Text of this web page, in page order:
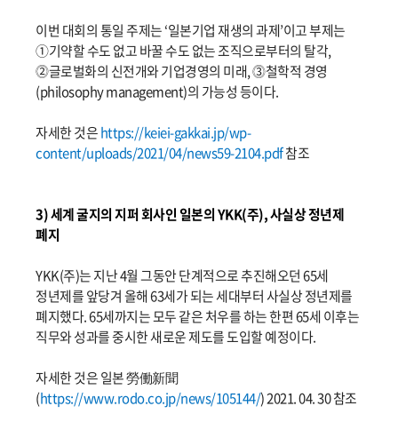
이번 대회의 통일 주제는 ‘일본기업 재생의 과제’이고 부제는
①기약할 수도 없고 바꿀 수도 없는 조직으로부터의 탈각,
⓶글로벌화의 신전개와 기업경영의 미래, ⓷철학적 경영
(philosophy management)의 가능성 등이다.
자세한 것은https://keiei-gakkai.jp/wp-
content/uploads/2021/04/news59-2104.pdf참조
3) 세계 굴지의 지퍼 회사인 일본의 YKK(주), 사실상 정년제
폐지
YKK(주)는 지난 4월 그동안 단계적으로 추진해오던 65세
정년제를 앞당겨 올해 63세가 되는 세대부터 사실상 정년제를
폐지했다. 65세까지는 모두 같은 처우를 하는 한편 65세 이후는
직무와 성과를 중시한 새로운 제도를 도입할 예정이다.
자세한 것은 일본 勞働新聞
(https://www.rodo.co.jp/news/105144/) 2021. 04. 30 참조